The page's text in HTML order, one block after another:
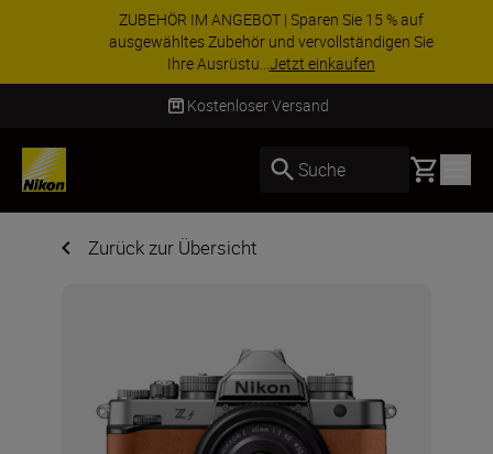
ZUBEHÖR IM ANGEBOT | Sparen Sie 15 % auf
ausgewähltes Zubehör und vervollständigen Sie
Ihre Ausrüstu...Jetzt einkaufen
Lieferung innerhalb von 2–4 Werktagen
Suche Basket
Zurück zur Übersicht